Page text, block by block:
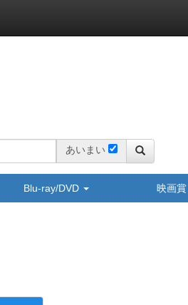
あいまい
Blu-ray/DVD 映画賞